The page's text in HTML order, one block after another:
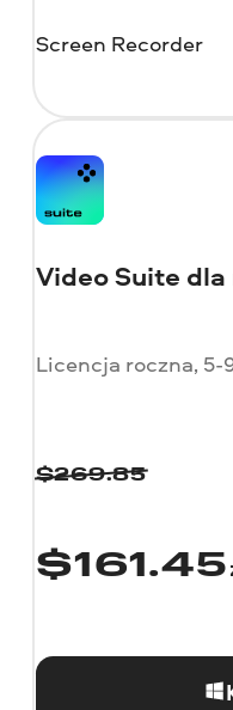
Screen Recorder
Video Suite dla
Licencja roczna, 5-
$269.85
$161.45